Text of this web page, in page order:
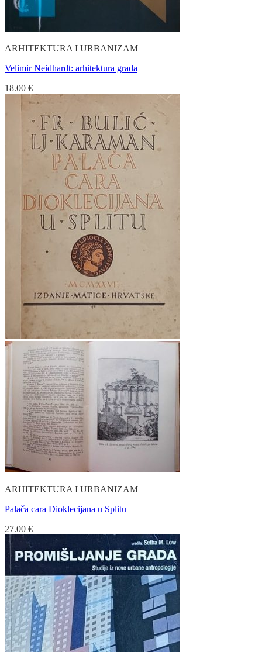
ARHITEKTURA I URBANIZAM
Velimir Neidhardt: arhitektura grada
18.00 €
ARHITEKTURA I URBANIZAM
Palača cara Dioklecijana u Splitu
27.00 €